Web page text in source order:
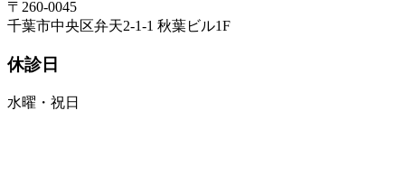
〒260-0045
千葉市中央区弁天2-1-1 秋葉ビル1F
休診日
水曜・祝日